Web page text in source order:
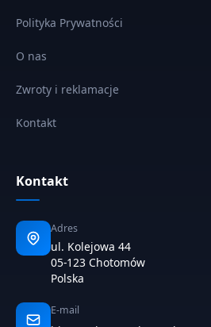
Polityka Prywatności
O nas
Zwroty i reklamacje
Kontakt
Kontakt
Adres
ul. Kolejowa 44
05-123 Chotomów
Polska
E-mail